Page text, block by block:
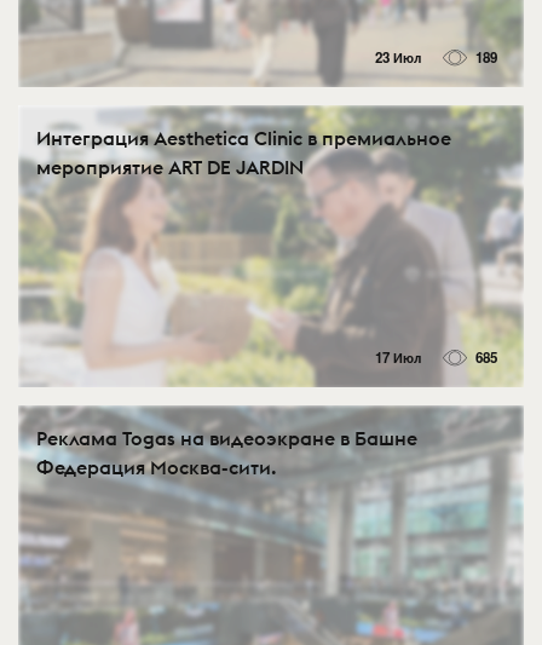
23 Июл 189
Интеграция Aesthetica Clinic в премиальное
мероприятие ART DE JARDIN
17 Июл 685
Реклама Togas на видеоэкране в Башне
Федерация Москва-сити.